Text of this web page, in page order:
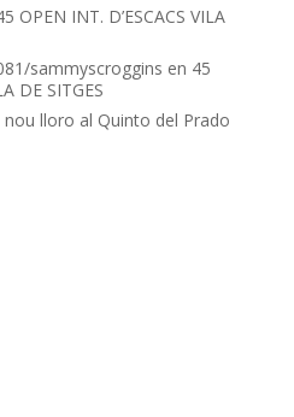
OPEN INT. D’ESCACS VILA
sammyscroggins en 45
DE SITGES
nou lloro al Quinto del Prado